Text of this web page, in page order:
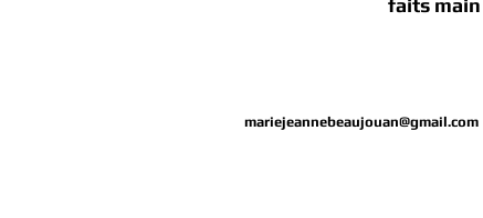
faits main
mariejeannebeaujouan@gmail.com